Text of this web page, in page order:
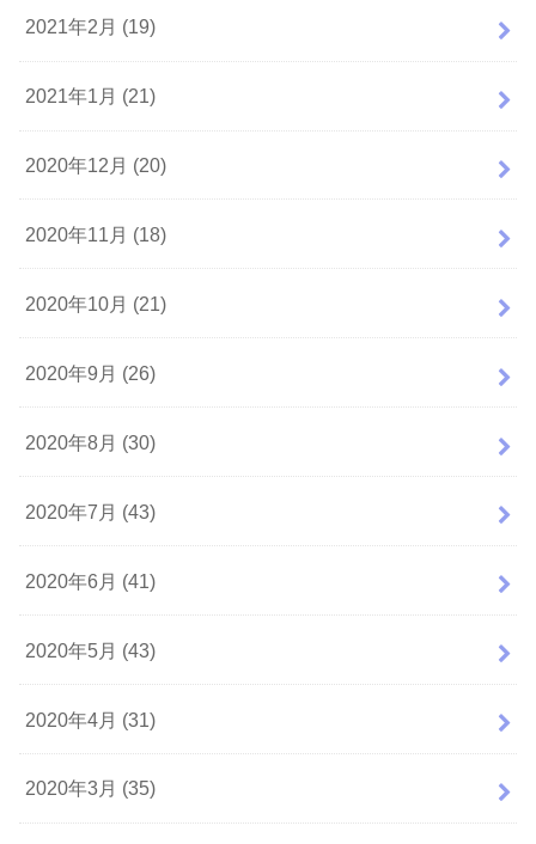
2021年2月 (19)
2021年1月 (21)
2020年12月 (20)
2020年11月 (18)
2020年10月 (21)
2020年9月 (26)
2020年8月 (30)
2020年7月 (43)
2020年6月 (41)
2020年5月 (43)
2020年4月 (31)
2020年3月 (35)